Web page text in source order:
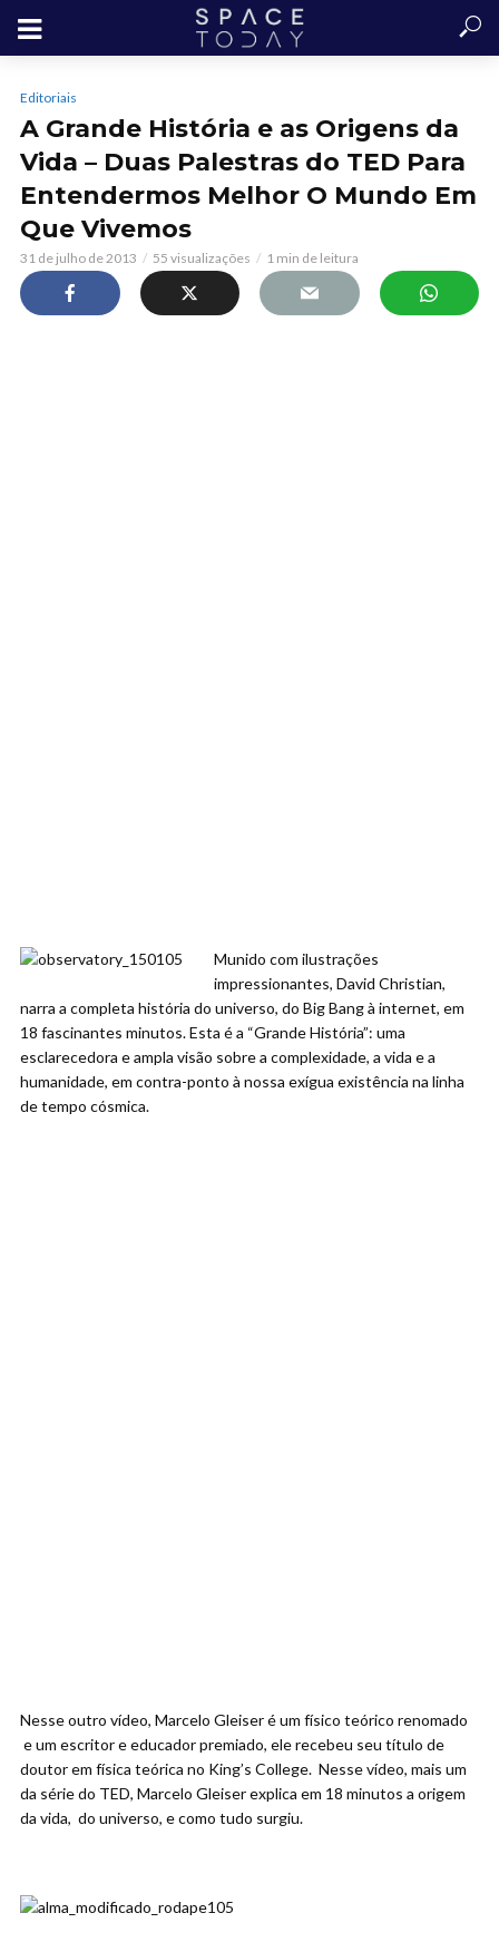
Editoriais
A Grande História e as Origens da
Vida – Duas Palestras do TED Para
Entendermos Melhor O Mundo Em
Que Vivemos
31 de julho de 2013 55 visualizações 1 min de leitura
Munido com ilustrações
impressionantes, David Christian,
narra a completa história do universo, do Big Bang à internet, em
18 fascinantes minutos. Esta é a “Grande História”: uma
esclarecedora e ampla visão sobre a complexidade, a vida e a
humanidade, em contra-ponto à nossa exígua existência na linha
de tempo cósmica.
Nesse outro vídeo, Marcelo Gleiser é um físico teórico renomado
e um escritor e educador premiado, ele recebeu seu título de
doutor em física teórica no King’s College. Nesse vídeo, mais um
da série do TED, Marcelo Gleiser explica em 18 minutos a origem
da vida, do universo, e como tudo surgiu.